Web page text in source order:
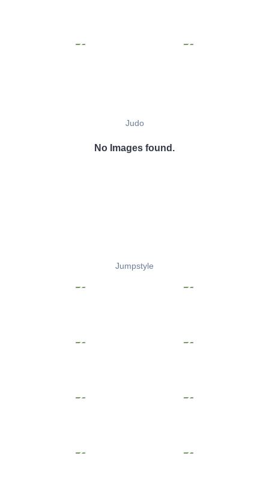
Judo
No Images found.
Jumpstyle